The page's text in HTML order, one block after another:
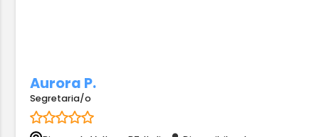
Aurora P.
Segretaria/o